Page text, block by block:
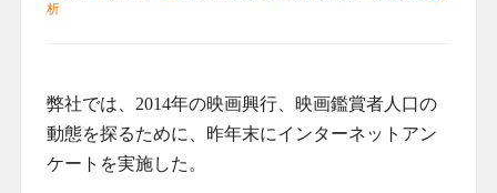
析
弊社では、2014年の映画興行、映画鑑賞者人口の
動態を探るために、昨年末にインターネットアン
ケートを実施した。